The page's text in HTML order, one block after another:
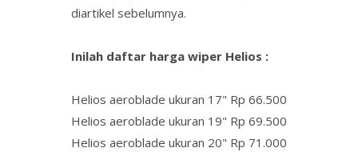
diartikel sebelumnya.
Inilah daftar harga wiper Helios :
Helios aeroblade ukuran 17" Rp 66.500
Helios aeroblade ukuran 19" Rp 69.500
Helios aeroblade ukuran 20" Rp 71.000